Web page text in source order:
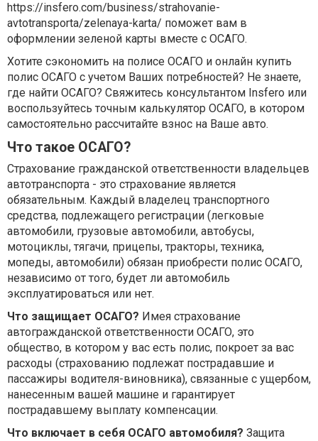
https://insfero.com/business/strahovanie-
avtotransporta/zelenaya-karta/ поможет вам в
оформлении зеленой карты вместе с ОСАГО.
Хотите сэкономить на полисе ОСАГО и онлайн купить
полис ОСАГО с учетом Ваших потребностей? Не знаете,
где найти ОСАГО? Свяжитесь консультантом Insfero или
воспользуйтесь точным калькулятор ОСАГО, в котором
самостоятельно рассчитайте взнос на Ваше авто.
Что такое ОСАГО?
Страхование гражданской ответственности владельцев
автотранспорта - это страхование является
обязательным. Каждый владелец транспортного
средства, подлежащего регистрации (легковые
автомобили, грузовые автомобили, автобусы,
мотоциклы, тягачи, прицепы, тракторы, техника,
мопеды, автомобили) обязан приобрести полис ОСАГО,
независимо от того, будет ли автомобиль
эксплуатироваться или нет.
Что защищает ОСАГО? Имея страхование
автогражданской ответственности ОСАГО, это
общество, в котором у вас есть полис, покроет за вас
расходы (страхованию подлежат пострадавшие и
пассажиры водителя-виновника), связанные с ущербом,
нанесенным вашей машине и гарантирует
пострадавшему выплату компенсации.
Что включает в себя ОСАГО автомобиля? Защита